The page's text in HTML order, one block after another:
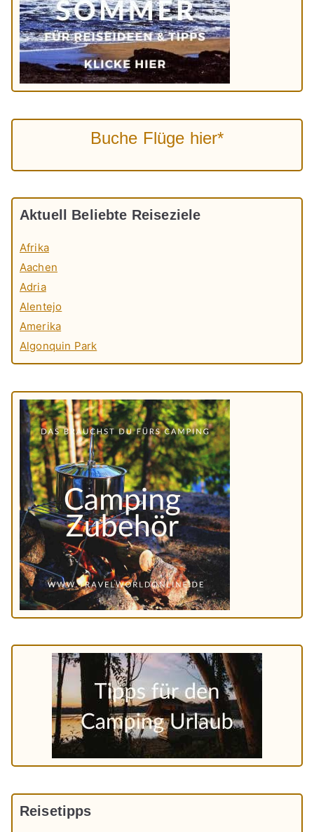
Buche Flüge hier*
Aktuell Beliebte Reiseziele
Afrika
Aachen
Adria
Alentejo
Amerika
Algonquin Park
Reisetipps